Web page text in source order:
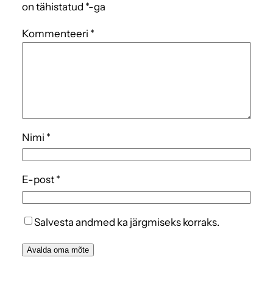
on tähistatud *-ga
Kommenteeri *
Nimi *
E-post *
Salvesta andmed ka järgmiseks korraks.